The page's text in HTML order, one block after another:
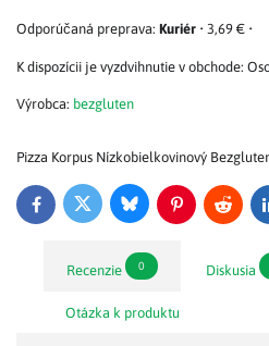
Kuriér • 3,69 € •
Výrobca: bezgluten
Pizza Korpus Nízkobielkovinový
FacebookTwitter BlueskyPinterestReddit
Recenzie 0 Diskusia
Otázka k produktu